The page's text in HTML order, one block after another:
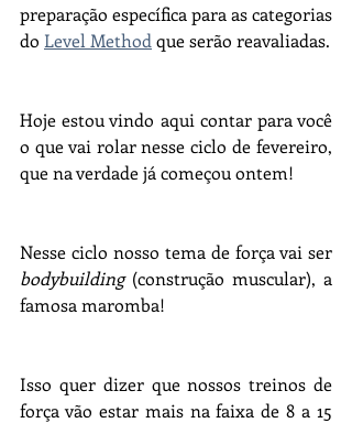
preparação específica para as categorias
do Level Method que serão reavaliadas.
Hoje estou vindo aqui contar para você
o que vai rolar nesse ciclo de fevereiro,
que na verdade já começou ontem!
bodybuilding (construção muscular), a
famosa maromba!
Isso quer dizer que nossos treinos de
força vão estar mais na faixa de 8 a 15